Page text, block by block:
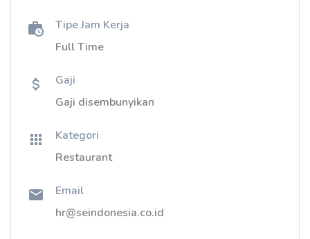
Tipe Jam Kerja
Full Time
Gaji
Gaji disembunyikan
Kategori
Restaurant
Email
hr@seindonesia.co.id